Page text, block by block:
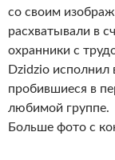
со своим
расхватывали в
охранники с
Dzidzio исполнил
пробившиеся в
любимой группе.
Больше фото с